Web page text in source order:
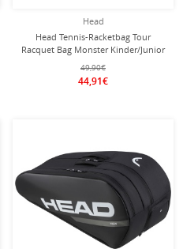
Head
Head Tennis-Racketbag Tour
Racquet Bag Monster Kinder/Junior
(Schlägertasche) schwarz/blau/lime
49,90€
44,91€